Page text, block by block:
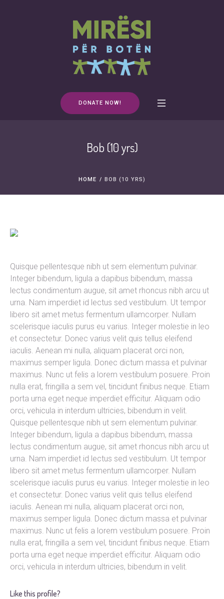
DONATE NOW!
Bob (10 yrs)
HOME / BOB (10 YRS)
Quisque pellentesque nibh ut sem elementum pulvinar.
Integer bibendum, ligula a dapibus bibendum, massa
lectus condimentum augue, sit amet rhoncus nibh arcu ut
urna. Nam imperdiet id lectus sed vestibulum. Ut tempor
libero sit amet metus fermentum ullamcorper. Nullam
scelerisque iaculis purus eu varius. Integer molestie in leo
et consectetur. Donec varius velit quis tellus eleifend
iaculis. Aenean mi nulla, aliquam placerat orci non,
maximus semper ligula. Donec dictum massa et pulvinar
maximus. Nunc ut felis a lorem vestibulum posuere. Proin
nulla erat, fringilla a sem vel, tincidunt finibus neque. Etiam
porta urna eget neque imperdiet efficitur. Aliquam odio
orci, vehicula in interdum ultricies, bibendum in velit.
Quisque pellentesque nibh ut sem elementum pulvinar.
Integer bibendum, ligula a dapibus bibendum, massa
lectus condimentum augue, sit amet rhoncus nibh arcu ut
urna. Nam imperdiet id lectus sed vestibulum. Ut tempor
libero sit amet metus fermentum ullamcorper. Nullam
scelerisque iaculis purus eu varius. Integer molestie in leo
et consectetur. Donec varius velit quis tellus eleifend
iaculis. Aenean mi nulla, aliquam placerat orci non,
maximus semper ligula. Donec dictum massa et pulvinar
maximus. Nunc ut felis a lorem vestibulum posuere. Proin
nulla erat, fringilla a sem vel, tincidunt finibus neque. Etiam
porta urna eget neque imperdiet efficitur. Aliquam odio
orci, vehicula in interdum ultricies, bibendum in velit.
Like this profile?